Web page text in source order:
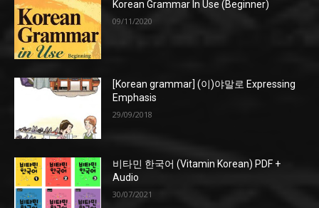
Korean Grammar In Use (Beginner)
09/11/2020
[Korean grammar] (이)야말로 Expressing
Emphasis
29/09/2018
비타민 한국어 (Vitamin Korean) PDF +
Audio
30/07/2021